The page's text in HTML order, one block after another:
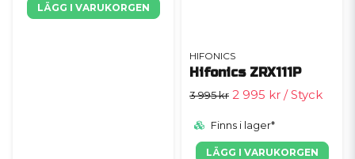
LÄGG I VARUKORGEN
HIFONICS
Hifonics ZRX111P
3 995 kr 2 995 kr / Styck
Finns i lager*
LÄGG I VARUKORGEN